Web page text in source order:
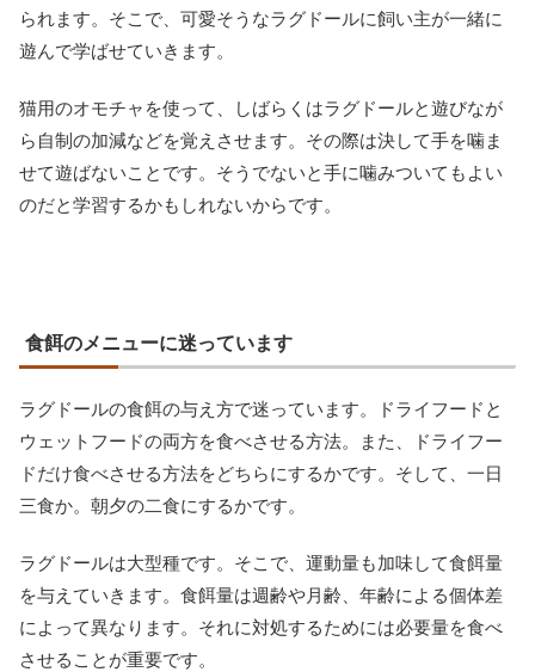
られます。そこで、可愛そうなラグドールに飼い主が一緒に
遊んで学ばせていきます。
猫用のオモチャを使って、しばらくはラグドールと遊びなが
ら自制の加減などを覚えさせます。その際は決して手を噛ま
せて遊ばないことです。そうでないと手に噛みついてもよい
のだと学習するかもしれないからです。
食餌のメニューに迷っています
ラグドールの食餌の与え方で迷っています。ドライフードと
ウェットフードの両方を食べさせる方法。また、ドライフー
ドだけ食べさせる方法をどちらにするかです。そして、一日
三食か。朝夕の二食にするかです。
ラグドールは大型種です。そこで、運動量も加味して食餌量
を与えていきます。食餌量は週齢や月齢、年齢による個体差
によって異なります。それに対処するためには必要量を食べ
させることが重要です。